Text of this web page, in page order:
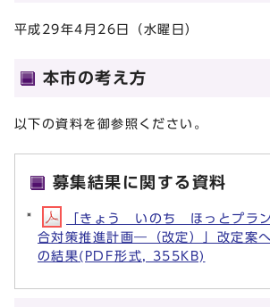
平成29年4月26日（水曜日）
本市の考え方
以下の資料を御参照ください。
募集結果に関する資料
「きょう いのち ほっとプラ
合対策推進計画―（改定）」改定案
の結果(PDF形式, 355KB)